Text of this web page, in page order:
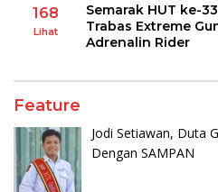
168
Lihat
Semarak HUT ke-
Trabas Extreme
Adrenalin Rider
Feature
Jodi Setiawan, Duta
Dengan SAMPAN